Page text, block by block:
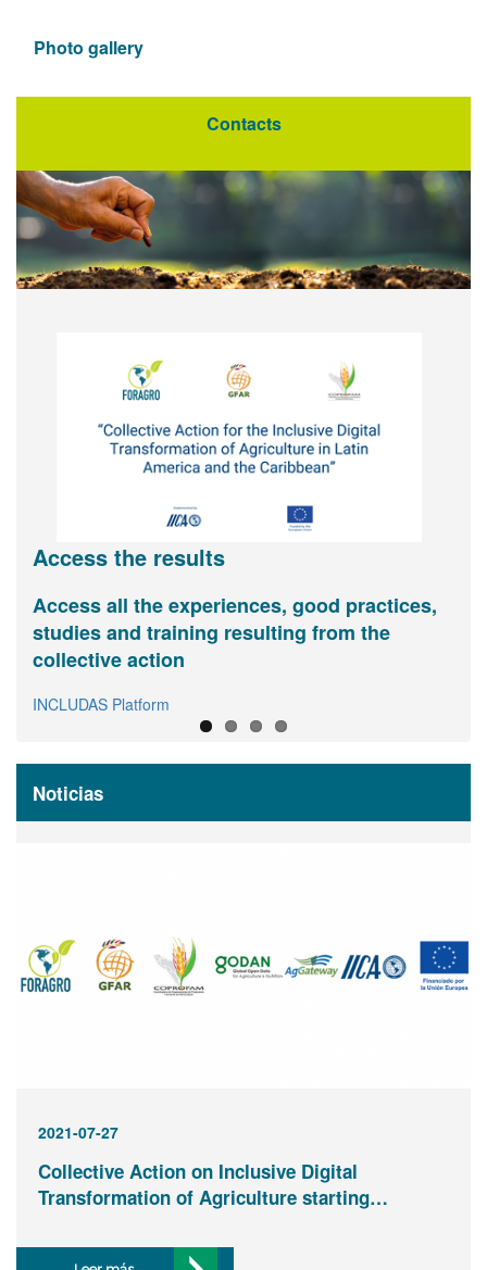
Photo gallery
Contacts
Access the results
Access all the experiences, good practices,
studies and training resulting from the
collective action
INCLUDAS Platform
Digital agriculture and inclusion
Interactive info-graph
View and share basic information about
FORAGRO in one page
FORAGRO invites you you to join its
Assembly of Members(register here)
Noticias
2021-07-27
Collective Action on Inclusive Digital
Transformation of Agriculture starting…